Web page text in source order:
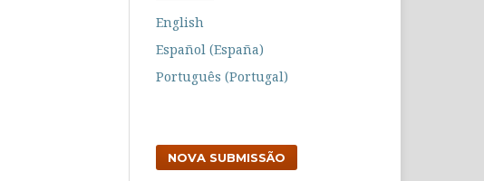
English
Español (España)
Português (Portugal)
NOVA SUBMISSÃO